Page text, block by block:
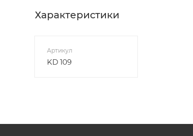
Характеристики
Артикул
KD 109